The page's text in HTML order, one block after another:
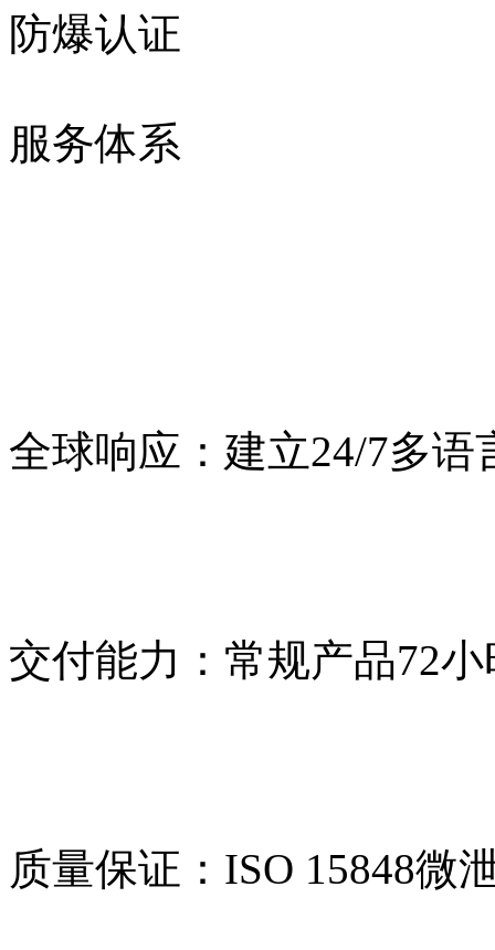
防爆认证
服务体系
全球响应：建立24/7多语
交付能力：常规产品72
质量保证：ISO 15848微